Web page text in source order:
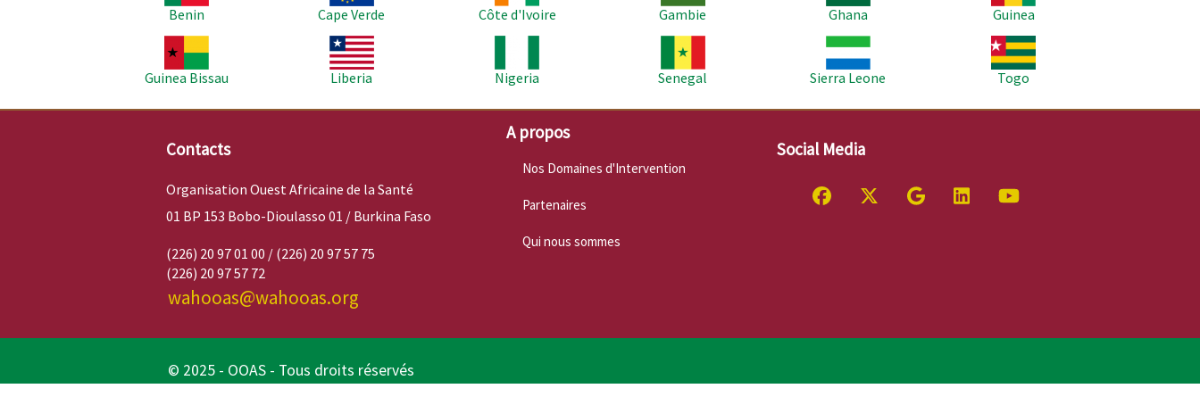
Benin
Cape Verde
Côte d'Ivoire
Gambie
Ghana
Guinea
Guinea Bissau
Liberia
Nigeria
Senegal
Sierra Leone
Togo
Contacts
Organisation Ouest Africaine de la Santé
01 BP 153 Bobo-Dioulasso 01 / Burkina Faso
(226) 20 97 01 00 / (226) 20 97 57 75
(226) 20 97 57 72
wahooas@wahooas.org
A propos
Nos Domaines d'Intervention
Partenaires
Qui nous sommes
Social Media
© 2025 - OOAS - Tous droits réservés